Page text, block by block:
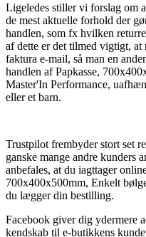
Ligeledes stiller vi forslag om
de mest aktuelle forhold der
handlen, som fx hvilken
af dette er det tilmed vigtigt, at
faktura e-mail, så man en
handlen af Papkasse,
Master'In Performance,
eller et barn.
Trustpilot frembyder stort set
ganske mange andre kunders
anbefales, at du iagttager
700x400x500mm, Enkelt
du lægger din bestilling.
Facebook giver dig ydermere
kendskab til e-butikkens